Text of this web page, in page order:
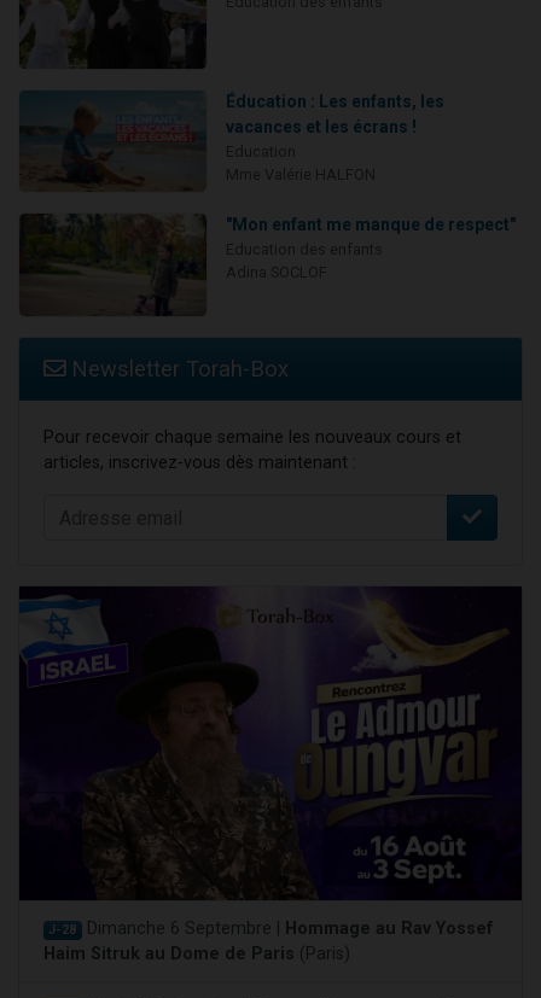
Éducation : Les enfants, les
vacances et les écrans !
"Mon enfant me manque de respect"
Newsletter Torah-Box
Pour recevoir chaque semaine les nouveaux cours et
articles, inscrivez-vous dès maintenant :
J-28 Dimanche 6 Septembre |
Hommage au Rav Yossef
Haim Sitruk au Dome de Paris (Paris)